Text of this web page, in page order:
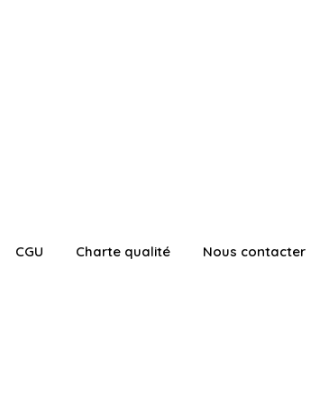
CGU Charte qualité Nous contacter